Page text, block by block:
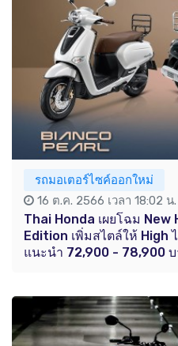
รถมอเตอร์ไซค์ออกใหม่
16 ต.ค. 2566 เวลา 18:02 น.
Thai Honda เผยโฉม New
Edition เพิ่มสไตล์ให้ High
แนะนำ 72,900 - 78,900